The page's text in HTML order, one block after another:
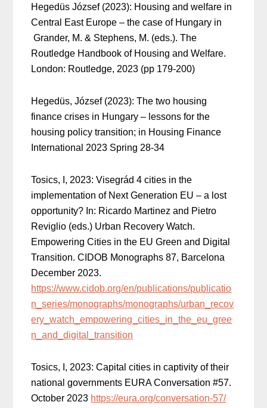
Hegedüs József (2023): Housing and welfare in
Central East Europe – the case of Hungary in
Grander, M. & Stephens, M. (eds.). The
Routledge Handbook of Housing and Welfare.
London: Routledge, 2023 (pp 179-200)
Hegedüs, József (2023): The two housing
finance crises in Hungary – lessons for the
housing policy transition; in Housing Finance
International 2023 Spring 28-34
Tosics, I, 2023: Visegrád 4 cities in the
implementation of Next Generation EU – a lost
opportunity? In: Ricardo Martinez and Pietro
Reviglio (eds.) Urban Recovery Watch.
Empowering Cities in the EU Green and Digital
Transition. CIDOB Monographs 87, Barcelona
December 2023.
https://www.cidob.org/en/publications/publicatio
n_series/monographs/monographs/urban_recov
ery_watch_empowering_cities_in_the_eu_gree
n_and_digital_transition
Tosics, I, 2023: Capital cities in captivity of their
national governments EURA Conversation #57.
October 2023 https://eura.org/conversation-57/